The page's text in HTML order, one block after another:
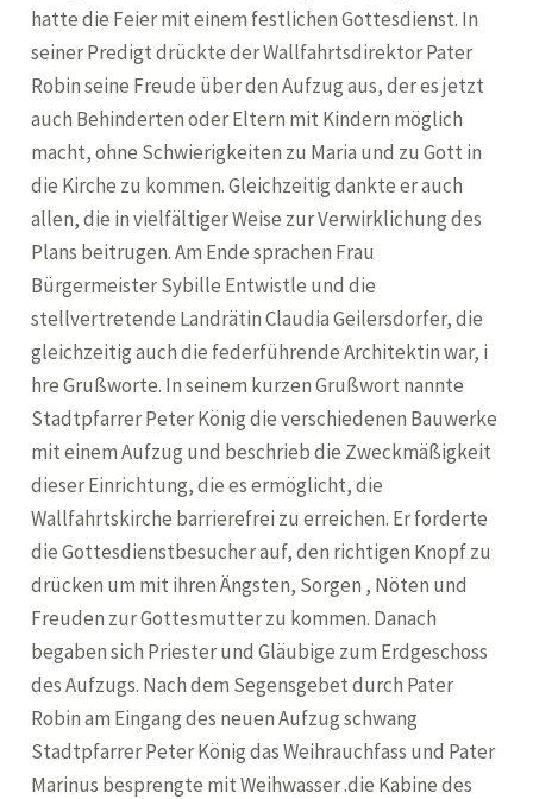
hatte die Feier mit einem festlichen Gottesdienst. In
seiner Predigt drückte der Wallfahrtsdirektor Pater
Robin seine Freude über den Aufzug aus, der es jetzt
auch Behinderten oder Eltern mit Kindern möglich
macht, ohne Schwierigkeiten zu Maria und zu Gott in
die Kirche zu kommen. Gleichzeitig dankte er auch
allen, die in vielfältiger Weise zur Verwirklichung des
Plans beitrugen. Am Ende sprachen Frau
Bürgermeister Sybille Entwistle und die
stellvertretende Landrätin Claudia Geilersdorfer, die
gleichzeitig auch die federführende Architektin war, i
hre Grußworte. In seinem kurzen Grußwort nannte
Stadtpfarrer Peter König die verschiedenen Bauwerke
mit einem Aufzug und beschrieb die Zweckmäßigkeit
dieser Einrichtung, die es ermöglicht, die
Wallfahrtskirche barrierefrei zu erreichen. Er forderte
die Gottesdienstbesucher auf, den richtigen Knopf zu
drücken um mit ihren Ängsten, Sorgen , Nöten und
Freuden zur Gottesmutter zu kommen. Danach
begaben sich Priester und Gläubige zum Erdgeschoss
des Aufzugs. Nach dem Segensgebet durch Pater
Robin am Eingang des neuen Aufzug schwang
Stadtpfarrer Peter König das Weihrauchfass und Pater
Marinus besprengte mit Weihwasser .die Kabine des